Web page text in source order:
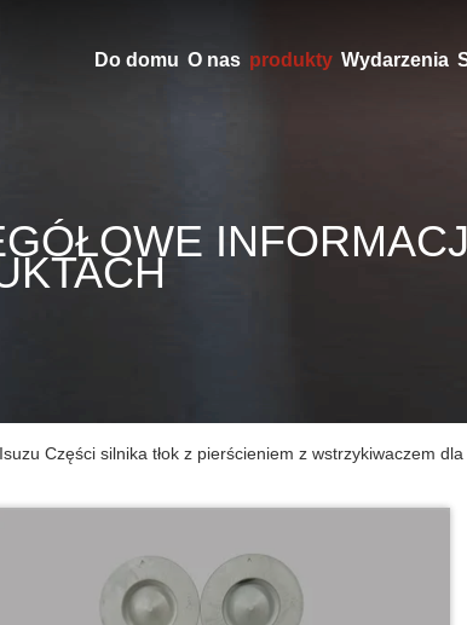
Do domu O nas produkty Wydarzenia
Części silnika tłok z pierścieniem z wstrzykiwaczem